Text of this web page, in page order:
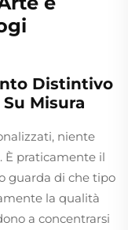
Distintivo
Misura
niente
È praticamente il
guarda di che tipo
la qualità
a concentrarsi